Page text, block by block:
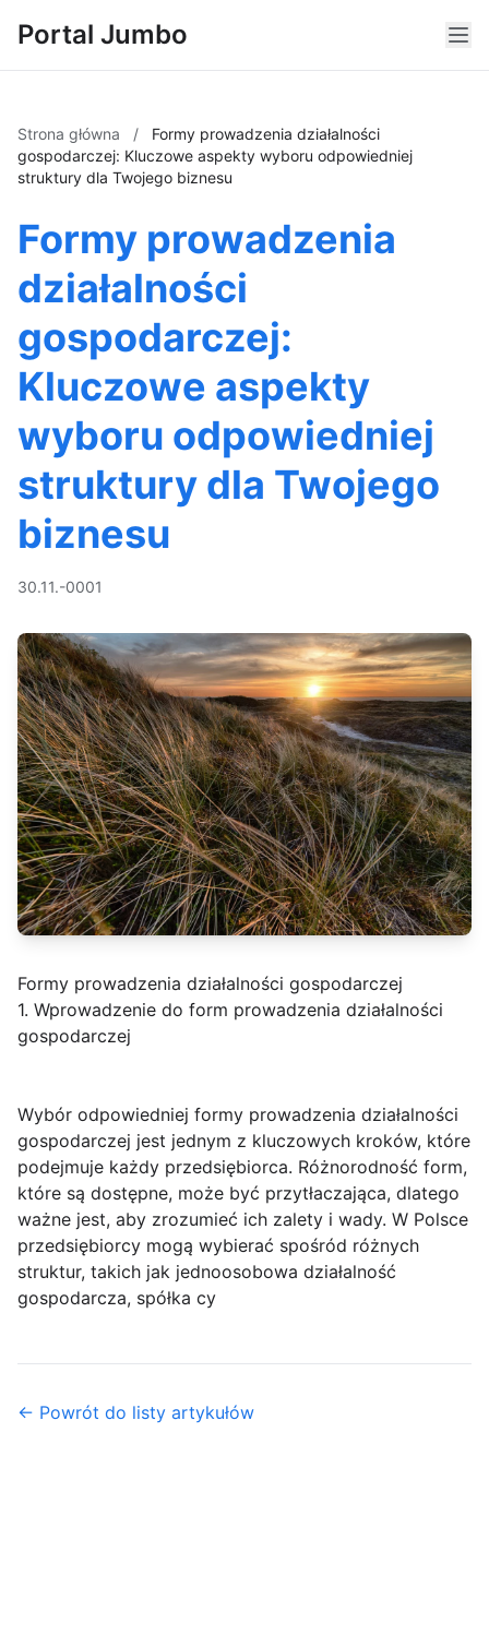
Portal Jumbo
Strona główna /
Formy prowadzenia działalności
gospodarczej: Kluczowe aspekty wyboru odpowiedniej
struktury dla Twojego biznesu
Formy prowadzenia
działalności
gospodarczej:
Kluczowe aspekty
wyboru odpowiedniej
struktury dla Twojego
biznesu
30.11.-0001
Formy prowadzenia działalności gospodarczej
1. Wprowadzenie do form prowadzenia działalności
gospodarczej
Wybór odpowiedniej formy prowadzenia działalności
gospodarczej jest jednym z kluczowych kroków, które
podejmuje każdy przedsiębiorca. Różnorodność form,
które są dostępne, może być przytłaczająca, dlatego
ważne jest, aby zrozumieć ich zalety i wady. W Polsce
przedsiębiorcy mogą wybierać spośród różnych
struktur, takich jak jednoosobowa działalność
gospodarcza, spółka cy
← Powrót do listy artykułów